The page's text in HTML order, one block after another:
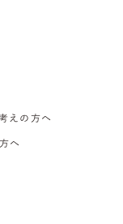
えの方へ
へ